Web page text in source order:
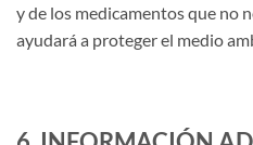
y de los medicamentos que no
ayudará a proteger el medio